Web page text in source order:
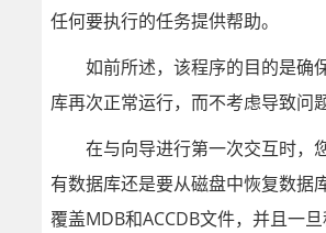
任何要执行的任务提供帮助。
如前所述，该程序的目的是确
库再次正常运行，而不考虑导致问
在与向导进行第一次交互时，
有数据库还是要从磁盘中恢复数据
覆盖MDB和ACCDB文件，并且一